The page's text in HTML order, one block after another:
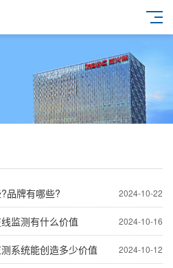
2024-10-22
品牌有哪些?
2024-10-16
监测有什么价值
2024-10-12
系统能创造多少价值